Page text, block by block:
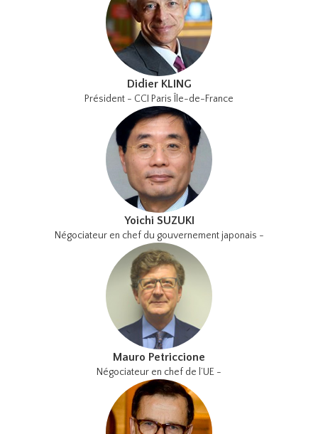
Didier KLING
Président - CCI Paris Île-de-France
Yoichi SUZUKI
Négociateur en chef du gouvernement japonais -
Mauro Petriccione
Négociateur en chef de l’UE -